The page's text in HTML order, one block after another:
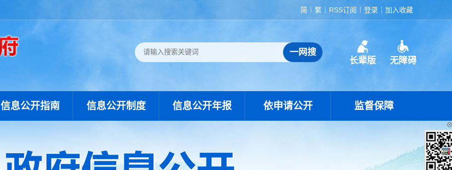
简 繁 RSS订阅 登录 加入收藏
长辈版 无障碍
信息公开指南 信息公开制度 信息公开年报 依申请公开 监督保障